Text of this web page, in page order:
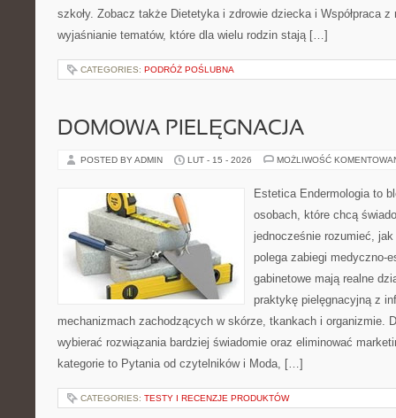
szkoły. Zobacz także Dietetyka i zdrowie dziecka i Współpraca
wyjaśnianie tematów, które dla wielu rodzin stają […]
CATEGORIES: PODRÓŻ POŚLUBNA
DOMOWA PIELĘGNACJA
POSTED BY ADMIN LUT - 15 - 2026 MOŻLIWOŚĆ
Estetica Endermologia to
osobach, które chcą
jednocześnie rozumieć,
polega zabiegi medyczno-
gabinetowe mają realne
praktykę pielęgnacyjną z
mechanizmach zachodzących w skórze, tkankach i organizmie.
wybierać rozwiązania bardziej świadomie oraz eliminować
kategorie to Pytania od czytelników i Moda, […]
CATEGORIES: TESTY I RECENZJE PRODUKTÓW